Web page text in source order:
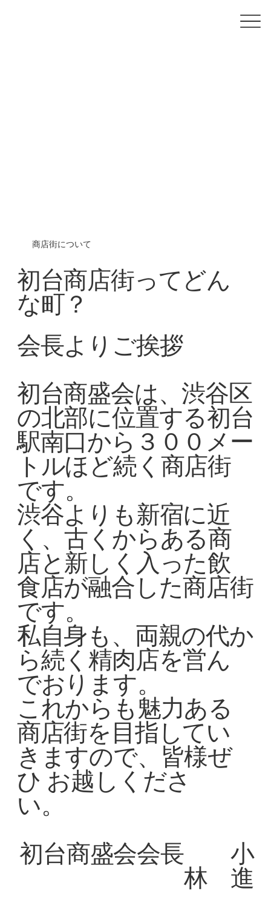
商店街について
初台商店街ってどん
な町？
会長よりご挨拶
初台商盛会は、渋谷区
の北部に位置する初台
駅南口から３００メー
トルほど続く商店街
です。
渋谷よりも新宿に近
く、古くからある商
店と新しく入った飲
食店が融合した商店街
です。
私自身も、両親の代か
ら続く精肉店を営ん
でおります。
これからも魅力ある
商店街を目指してい
きますので、皆様ぜ
ひ お越しくださ
い。
初台商盛会会長 小
林 進